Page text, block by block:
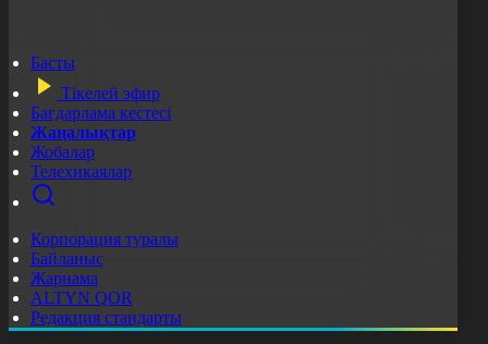
Басты
Тікелей эфир
Бағдарлама кестесі
Жаңалықтар
Жобалар
Телехикаялар
Корпорация туралы
Байланыс
Жарнама
ALTYN QOR
Редакция стандарты